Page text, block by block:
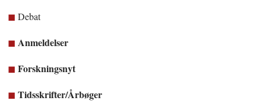
Debat
Anmeldelser
Forskningsnyt
Tidsskrifter/Årbøger